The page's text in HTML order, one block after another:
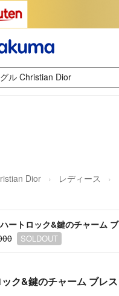
Dior レディース
ートロック&鍵のチャーム
SOLDOUT
ック&鍵のチャーム ブレ